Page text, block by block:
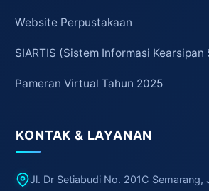
Website Perpustakaan
SIARTIS (Sistem Informasi Kearsipan
Pameran Virtual Tahun 2025
KONTAK & LAYANAN
Jl. Dr Setiabudi No. 201C Semarang,